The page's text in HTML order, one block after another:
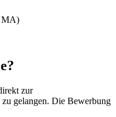
MA)
zur
zu gelangen. Die Bewerbung